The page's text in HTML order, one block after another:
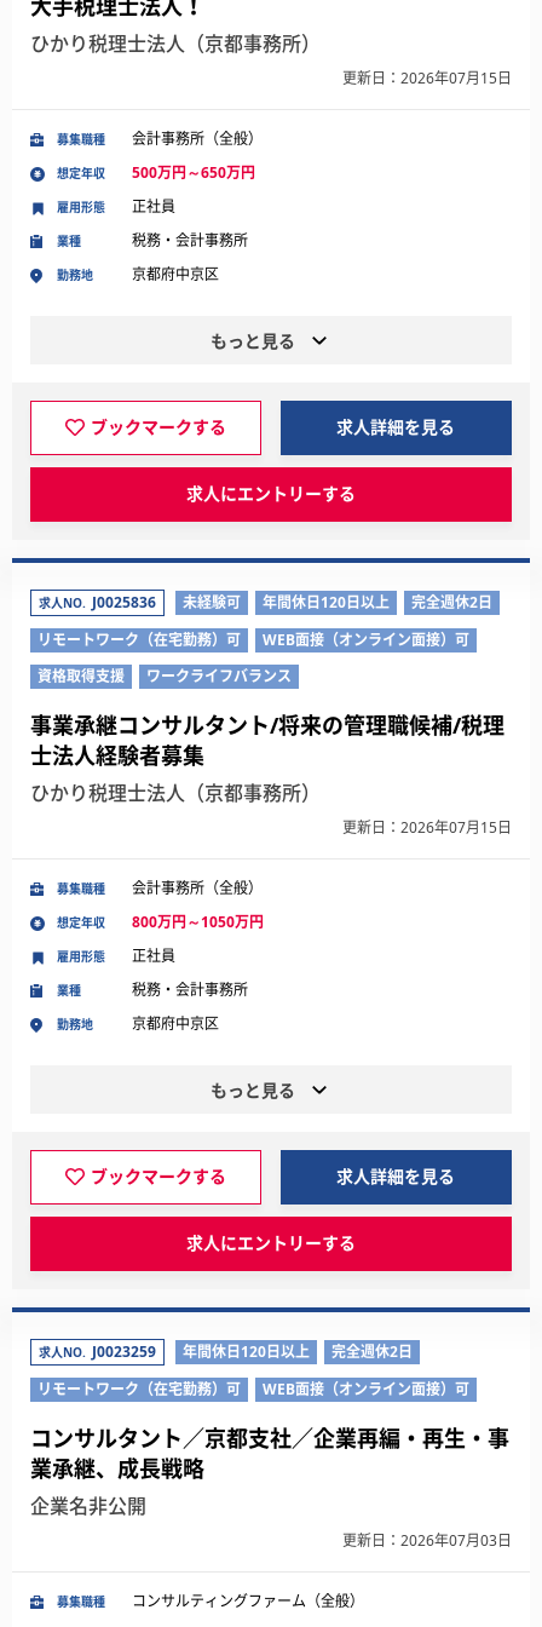
大手税理士法人！
ひかり税理士法人（京都事務所）
更新日：2026年07月15日
募集職種 会計事務所（全般）
想定年収 500万円～650万円
業種 税務・会計事務所
勤務地 京都府中京区
雇用形態 正社員
もっと見る
ブックマークする 求人詳細を見る
求人にエントリーする
求人NO. J0025836 未経験可 年間休日120日以上
完全週休2日
リモートワーク（在宅勤務）可
WEB面接（オンライン面接）可
資格取得支援
ワークライフバランス
事業承継コンサルタント/将来の管理職候補/税理
士法人経験者募集
ひかり税理士法人（京都事務所）
更新日：2026年07月15日
募集職種 会計事務所（全般）
想定年収 800万円～1050万円
業種 税務・会計事務所
勤務地 京都府中京区
雇用形態 正社員
もっと見る
ブックマークする 求人詳細を見る
求人にエントリーする
求人NO. J0023259 年間休日120日以上
完全週休2日
リモートワーク（在宅勤務）可
WEB面接（オンライン面接）可
コンサルタント／京都支社／企業再編・再生・事
業承継、成長戦略
企業名非公開
更新日：2026年07月03日
募集職種
コンサルティングファーム（全般）